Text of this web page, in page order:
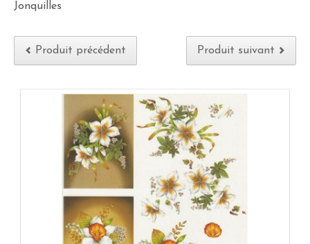
Jonquilles
Produit précédent Produit suivant